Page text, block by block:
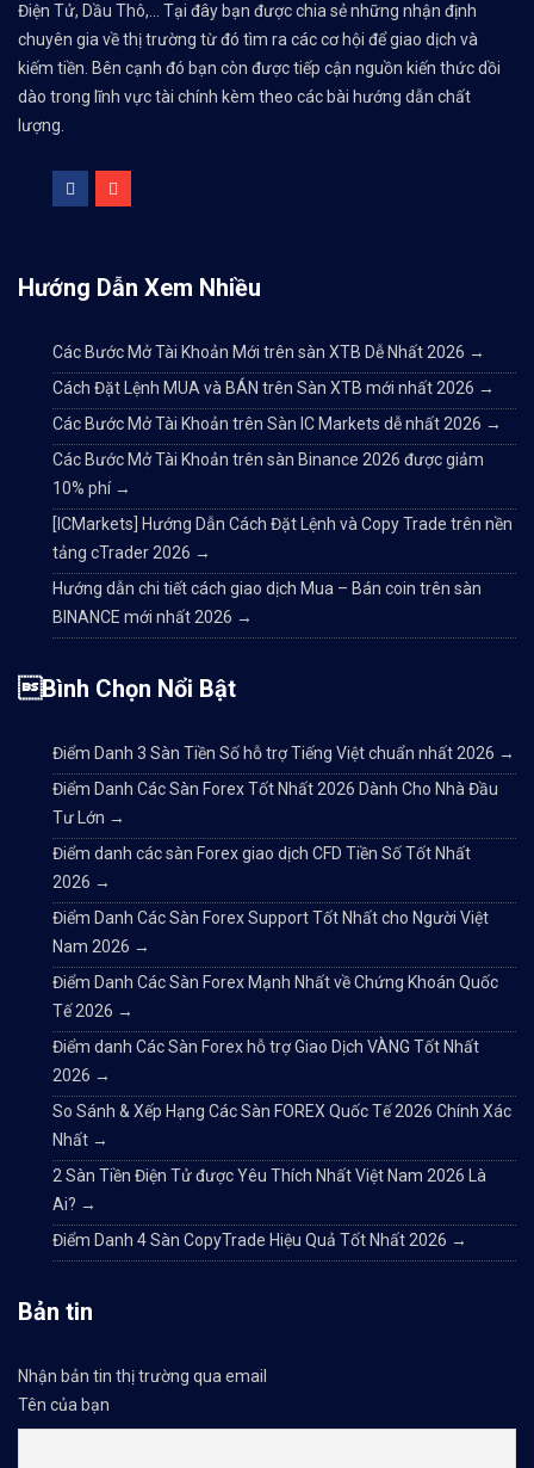
Điện Tử, Dầu Thô,... Tại đây bạn được chia sẻ những nhận định
chuyên gia về thị trường từ đó tìm ra các cơ hội để giao dịch và
kiếm tiền. Bên cạnh đó bạn còn được tiếp cận nguồn kiến thức dồi
dào trong lĩnh vực tài chính kèm theo các bài hướng dẫn chất
lượng.
Hướng Dẫn Xem Nhiều
Các Bước Mở Tài Khoản Mới trên sàn XTB Dễ Nhất 2026 →
Cách Đặt Lệnh MUA và BÁN trên Sàn XTB mới nhất 2026 →
Các Bước Mở Tài Khoản trên Sàn IC Markets dễ nhất 2026 →
Các Bước Mở Tài Khoản trên sàn Binance 2026 được giảm
10% phí →
[ICMarkets] Hướng Dẫn Cách Đặt Lệnh và Copy Trade trên nền
tảng cTrader 2026 →
Hướng dẫn chi tiết cách giao dịch Mua – Bán coin trên sàn
BINANCE mới nhất 2026 →
Bình Chọn Nổi Bật
Điểm Danh 3 Sàn Tiền Số hỗ trợ Tiếng Việt chuẩn nhất 2026 →
Điểm Danh Các Sàn Forex Tốt Nhất 2026 Dành Cho Nhà Đầu
Tư Lớn →
Điểm danh các sàn Forex giao dịch CFD Tiền Số Tốt Nhất
2026 →
Điểm Danh Các Sàn Forex Support Tốt Nhất cho Người Việt
Nam 2026 →
Điểm Danh Các Sàn Forex Mạnh Nhất về Chứng Khoán Quốc
Tế 2026 →
Điểm danh Các Sàn Forex hỗ trợ Giao Dịch VÀNG Tốt Nhất
2026 →
So Sánh & Xếp Hạng Các Sàn FOREX Quốc Tế 2026 Chính Xác
Nhất →
2 Sàn Tiền Điện Tử được Yêu Thích Nhất Việt Nam 2026 Là
Ai? →
Điểm Danh 4 Sàn CopyTrade Hiệu Quả Tốt Nhất 2026 →
Bản tin
Nhận bản tin thị trường qua email
Tên của bạn